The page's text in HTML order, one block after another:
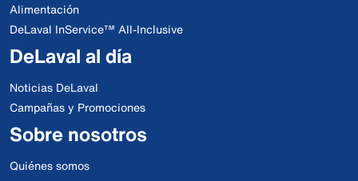
Alimentación
DeLaval InService™ All-Inclusive
DeLaval al día
Noticias DeLaval
Campañas y Promociones
Sobre nosotros
Quiénes somos